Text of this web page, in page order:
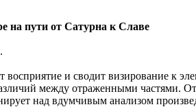
на пути от Сатурна к Славе
и сводит визирование к
между отраженными частями.
над вдумчивым анализом